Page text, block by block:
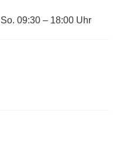
09:30 – 18:00 Uhr